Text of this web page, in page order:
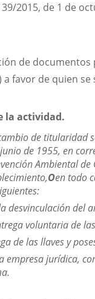
2015, de 1 de
de
favor de quien
la actividad.
de titularidad
de 1955, en
Ambiental de
Oen todo
del
voluntaria de
de las llaves y
jurídica,